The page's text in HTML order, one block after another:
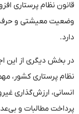
قانون نظام پرستاری
وضعیت معیشتی و
دارد.
در بخش دیگری از این
نظام پرستاری کشور،
انسانی، ارزش‌گذاری
پرداخت مطالبات و